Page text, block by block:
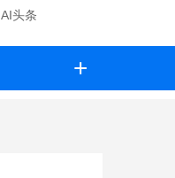
AI头条
+